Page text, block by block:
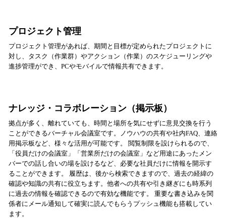
プロジェクト管理
プロジェクト管理があれば、期間と目標が定められたプロジェクトに
対し、タスク（作業群）やアクション（作業）のスケジューリングや
進捗管理ができ、PCやモバイルで情報共有できます。
ナレッジ・コラボレーション（掲示板）
拠点が多く、離れていても、時間と場所を気にせずに意見交換を行う
ことができるバーチャル会議室です。ノウハウの共有や社内FAQ、連絡
用掲示板など、様々な活用が可能です。 閲覧制限を設けられるので、
「役員だけの会議室」「営業所だけの会議室」など用途にあったメン
バーでの話し合いの場を設けるなど、必要な社員だけに情報を開示す
ることができます。 履歴は、後から検索できますので、過去の経緯の
確認や知識の共有に役立ちます。他者への共有や引き継ぎにも時系列
に過去の情報を確認できるので有効な機能です。 重要な書き込みを関
係者にメール通知して確実に読んでもらうプッシュ機能も搭載してい
ます。